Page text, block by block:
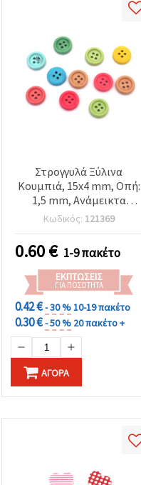
Στρογγυλά Ξύλινα
Κουμπιά, 15x4 mm, Οπή:
1,5 mm, Ανάμεικτα
Χρώματα MIX - 20 τεμ.
Κωδικός: 121369
0.60€ 1-9 πακέτο
ΕΚΠΤΏΣΕΙΣ
ΓΙΑ ΠΟΣΌΤΗΤΑ
0.42 €- 30 %10-19 πακέτο
0.30 €- 50 % 20 πακέτο +
ΑΓΟΡΆ